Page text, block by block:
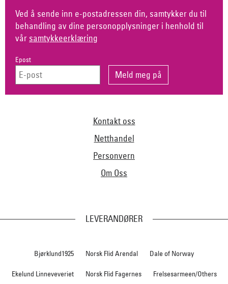
Ved å sende inn e-postadressen din, samtykker du til
behandling av dine personopplysninger i henhold til
vår samtykkeerklæring
Epost
Kontakt oss
Netthandel
Personvern
Om Oss
LEVERANDØRER
Bjørklund1925 Norsk Flid Arendal Dale of Norway
Ekelund Linneveveriet Norsk Flid Fagernes Frelsesarmeen/Others